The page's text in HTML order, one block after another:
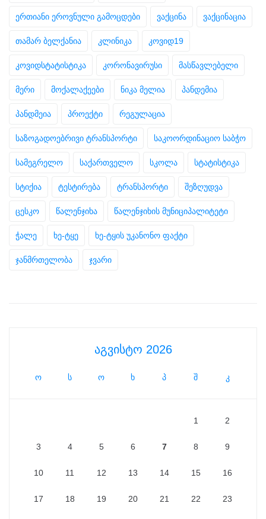
ერთიანი ეროვნული გამოცდები ვაქცინა ვაქცინაცია
თამარ ბელქანია კლინიკა კოვიდ19
კოვიდსტატისტიკა კორონავირუსი მასწავლებელი
მერი მოქალაქეები ნიკა მელია პანდემია
პანდმეია პროექტი რეგულაცია
საზოგადოებრივი ტრანსპორტი საკოორდინაციო საბჭო
სამეგრელო საქართველო სკოლა სტატისტიკა
სტიქია ტესტირება ტრანსპორტი შეზღუდვა
ცესკო წალენჯიხა წალენჯიხის მუნიციპალიტეტი
ჭალე ხე-ტყე ხე-ტყის უკანონო ფაქტი
ჯანმრთელობა ჯვარი
აგვისტო 2026
ო ს ო ხ პ შ კ
1 2
3 4 5 6 7 8 9
10 11 12 13 14 15 16
17 18 19 20 21 22 23